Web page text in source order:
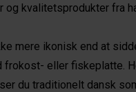
og kvalitetsprodukter fra
mere ikonisk end at
frokost- eller fiskeplatte.
du traditionelt dansk